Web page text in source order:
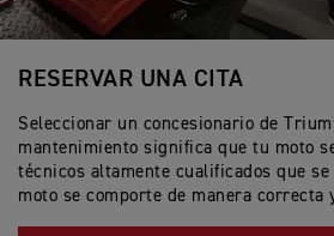
RESERVAR UNA CITA
Seleccionar un concesionario de
mantenimiento significa que tu moto
técnicos altamente cualificados que
moto se comporte de manera correcta